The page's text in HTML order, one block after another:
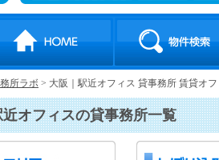
所ラボ > 大阪｜駅近オフィス 貸事務所 賃貸オ
近オフィスの貸事務所一覧